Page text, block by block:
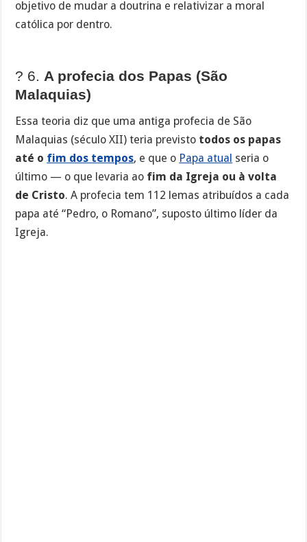
objetivo de mudar a doutrina e relativizar a moral
católica por dentro.
? 6. A profecia dos Papas (São
Malaquias)
Essa teoria diz que uma antiga profecia de São
Malaquias (século XII) teria previsto todos os papas
até o fim dos tempos, e que o Papa atual seria o
último — o que levaria ao fim da Igreja ou à volta
de Cristo. A profecia tem 112 lemas atribuídos a cada
papa até “Pedro, o Romano”, suposto último líder da
Igreja.